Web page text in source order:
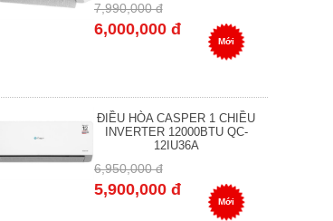
7,990,000 đ
6,000,000 đ
Mới
ĐIỀU HÒA CASPER 1 CHIỀU
INVERTER 12000BTU QC-
12IU36A
6,950,000 đ
5,900,000 đ
Mới